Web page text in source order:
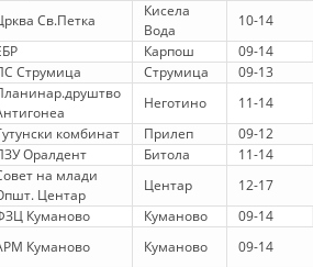
НА ЈАВНО МИСЛЕЊЕ
СОРАБОТКА
ДОГОВОРИ
НА СЛУЖБАТА ЗА БАРАЊЕ
ФОРМУЛАРИ ЗА БАРАЊА
ПРЕВЕНТИВНА ДЕЈНОСТ
Св.Петка
Кисела
Вода
10-14
Карпош
09-14
Струмица Струмица
09-13
Неготино
11-14
комбинат Прилеп
09-12
Оралдент Битола
11-14
на млади
Центар
Центар
12-17
Куманово Куманово
09-14
Куманово Куманово 09-14